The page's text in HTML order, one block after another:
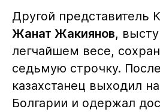
Другой представитель
Жанат Жакиянов,
легчайшем весе,
седьмую строчку.
казахстанец выходил
Болгарии и одержал